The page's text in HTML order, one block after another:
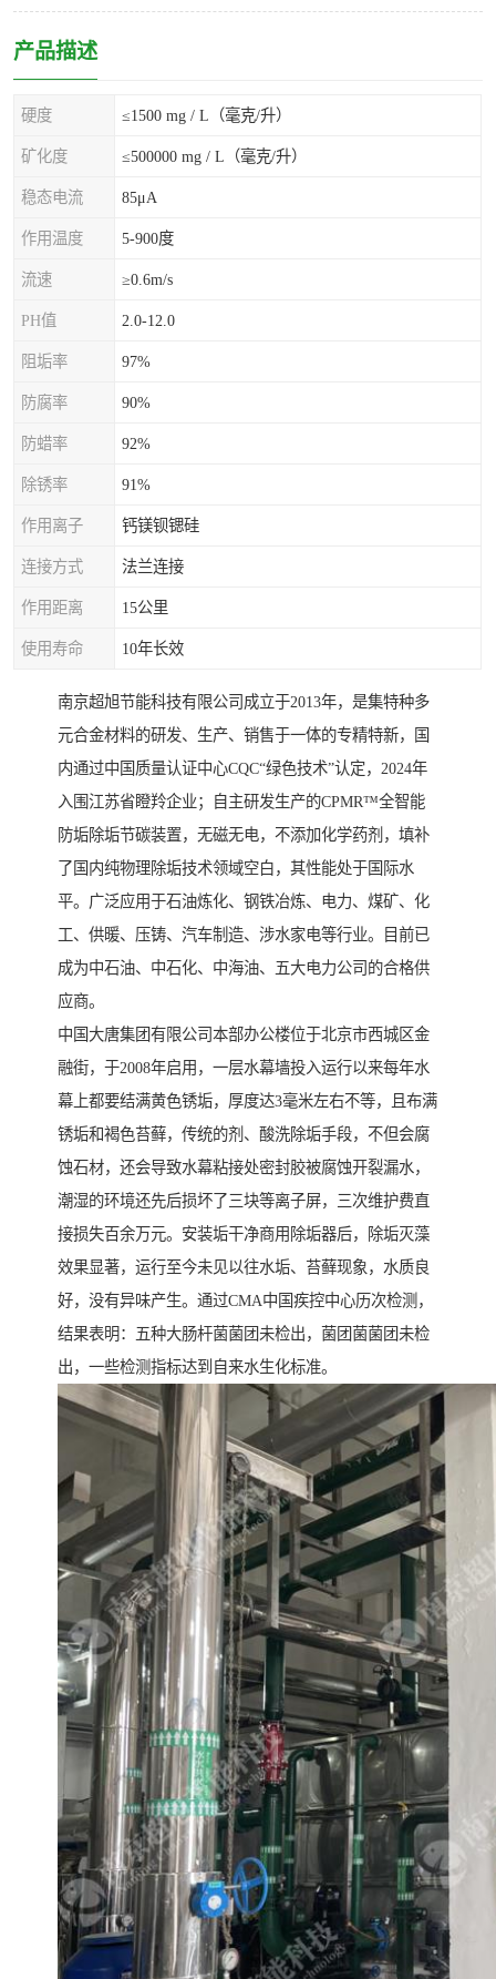
产品描述
硬度 ≤1500 mg / L（毫克/升）
矿化度 ≤500000 mg / L（毫克/升）
稳态电流 85μA
作用温度 5-900度
流速 ≥0.6m/s
PH值 2.0-12.0
阻垢率 97%
防腐率 90%
防蜡率 92%
除锈率 91%
作用离子 钙镁钡锶硅
连接方式 法兰连接
作用距离 15公里
使用寿命 10年长效
南京超旭节能科技有限公司成立于2013年，是集特种多
元合金材料的研发、生产、销售于一体的专精特新，国
内通过中国质量认证中心CQC“绿色技术”认定，2024年
入围江苏省瞪羚企业；自主研发生产的CPMR™全智能
防垢除垢节碳装置，无磁无电，不添加化学药剂，填补
了国内纯物理除垢技术领域空白，其性能处于国际水
平。广泛应用于石油炼化、钢铁冶炼、电力、煤矿、化
工、供暖、压铸、汽车制造、涉水家电等行业。目前已
成为中石油、中石化、中海油、五大电力公司的合格供
应商。
中国大唐集团有限公司本部办公楼位于北京市西城区金
融街，于2008年启用，一层水幕墙投入运行以来每年水
幕上都要结满黄色锈垢，厚度达3毫米左右不等，且布满
锈垢和褐色苔藓，传统的剂、酸洗除垢手段，不但会腐
蚀石材，还会导致水幕粘接处密封胶被腐蚀开裂漏水，
潮湿的环境还先后损坏了三块等离子屏，三次维护费直
接损失百余万元。安装垢干净商用除垢器后，除垢灭藻
效果显著，运行至今未见以往水垢、苔藓现象，水质良
好，没有异味产生。通过CMA中国疾控中心历次检测，
结果表明：五种大肠杆菌菌团未检出，菌团菌菌团未检
出，一些检测指标达到自来水生化标准。